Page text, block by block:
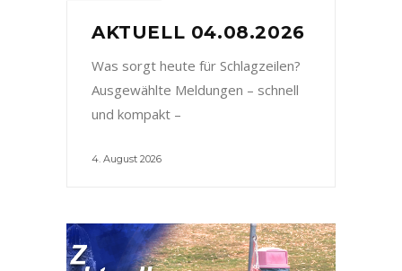
AKTUELL 04.08.2026
Was sorgt heute für Schlagzeilen?
Ausgewählte Meldungen – schnell
und kompakt –
4. August 2026